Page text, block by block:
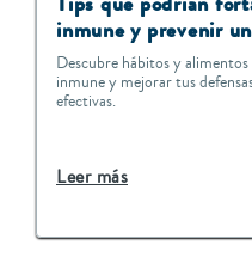
inmune y prevenir
Descubre hábitos y
inmune y mejorar tus
efectivas.
Leer más